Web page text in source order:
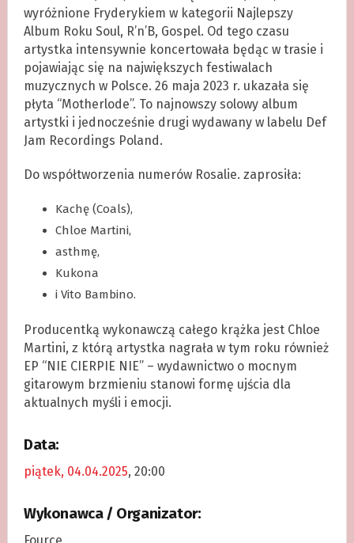
wyróżnione Fryderykiem w kategorii Najlepszy
Album Roku Soul, R’n’B, Gospel. Od tego czasu
artystka intensywnie koncertowała będąc w trasie i
pojawiając się na największych festiwalach
muzycznych w Polsce. 26 maja 2023 r. ukazała się
płyta “Motherlode”. To najnowszy solowy album
artystki i jednocześnie drugi wydawany w labelu Def
Jam Recordings Poland.
Do współtworzenia numerów Rosalie. zaprosiła:
Kachę (Coals),
Chloe Martini,
asthmę,
Kukona
i Vito Bambino.
Producentką wykonawczą całego krążka jest Chloe
Martini, z którą artystka nagrała w tym roku również
EP “NIE CIERPIE NIE” – wydawnictwo o mocnym
gitarowym brzmieniu stanowi formę ujścia dla
aktualnych myśli i emocji.
Data:
piątek, 04.04.2025, 20:00
Wykonawca / Organizator:
Fource